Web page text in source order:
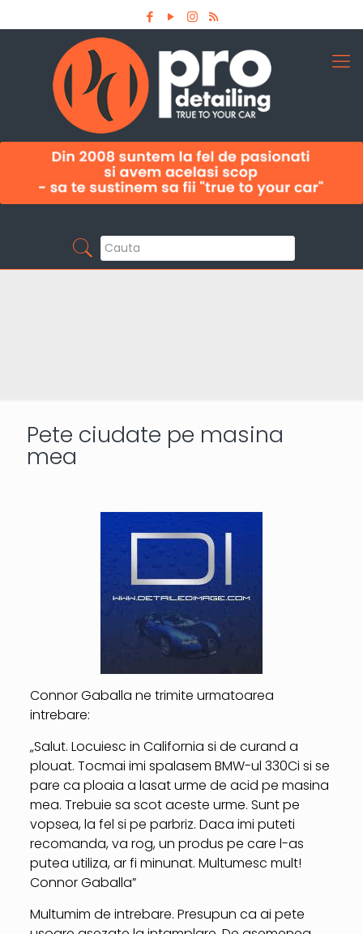
Pete ciudate pe masina
mea
Connor Gaballa ne trimite urmatoarea
intrebare:
„Salut. Locuiesc in California si de curand a
plouat. Tocmai imi spalasem BMW-ul 330Ci si se
pare ca ploaia a lasat urme de acid pe masina
mea. Trebuie sa scot aceste urme. Sunt pe
vopsea, la fel si pe parbriz. Daca imi puteti
recomanda, va rog, un produs pe care l-as
putea utiliza, ar fi minunat. Multumesc mult!
Connor Gaballa”
Multumim de intrebare. Presupun ca ai pete
Aboneaza-te la newsletter
Pro Detailing
Sunt primul care afla noutatile din domeniu la